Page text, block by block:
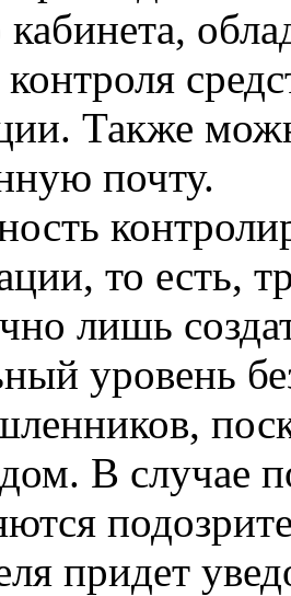
Также
почту.
то есть,
лишь
уровень
В случае
придет